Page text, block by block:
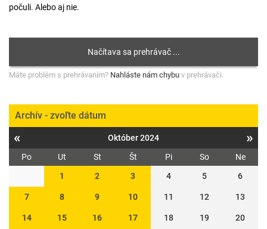
počuli. Alebo aj nie.
Máte problém s prehrávaním? Nahláste nám chybu v prehrávači.
Archív - zvoľte dátum
« Október 2024 »
Po Ut St Št Pi So
Ne
1
2 3 4 5 6
7 8 9 10 11 12 13
14 15 16 17 18 19 20